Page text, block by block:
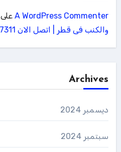
A WordPress Commenterعلى
والكنب فى قطر | اتصل الان 70067311
Archives
ديسمبر 2024
سبتمبر 2024